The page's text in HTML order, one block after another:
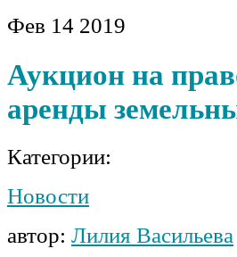
Фев 14 2019
Аукцион на
аренды
Категории:
Новости
автор: Лилия Васильева